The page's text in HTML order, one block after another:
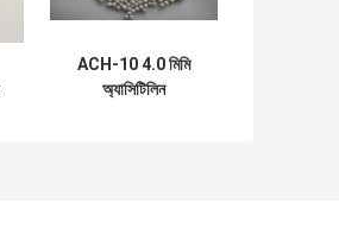
ACH-10 4.0 মিমি
অ্যাসিটিলিন